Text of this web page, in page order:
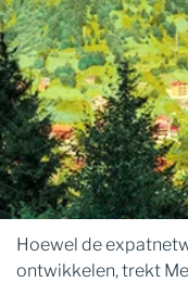
Hoewel de
ontwikkelen, trekt